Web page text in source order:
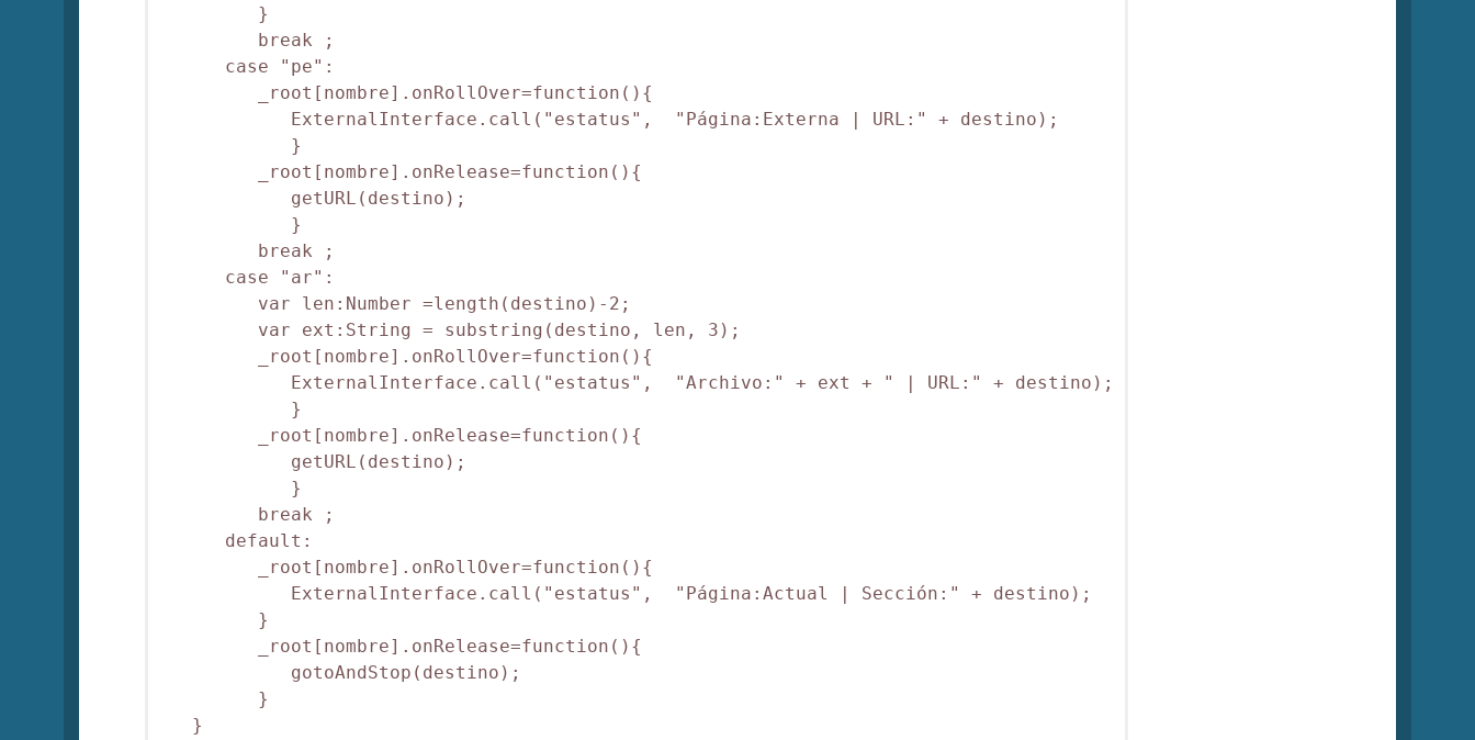
}
break ;
case "pe":
_root[nombre].onRollOver=function(){
ExternalInterface.call("estatus",  "Página:Externa | URL:" + destino);
}
_root[nombre].onRelease=function(){
getURL(destino);
}
break ;
case "ar":
var len:Number =length(destino)-2;
var ext:String = substring(destino, len, 3);
_root[nombre].onRollOver=function(){
ExternalInterface.call("estatus",  "Archivo:" + ext + " | URL:" + destino);
}
_root[nombre].onRelease=function(){
getURL(destino);
}
break ;
default:
_root[nombre].onRollOver=function(){
ExternalInterface.call("estatus",  "Página:Actual | Sección:" + destino);
}
_root[nombre].onRelease=function(){
gotoAndStop(destino);
}
}